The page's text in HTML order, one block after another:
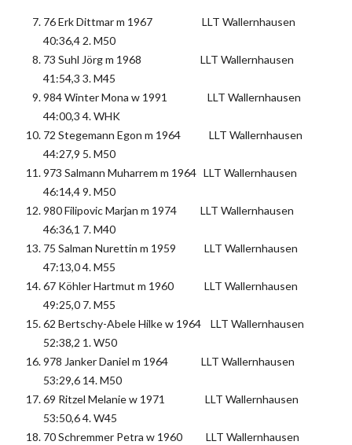
76 Erk Dittmar m 1967 LLT Wallernhausen
40:36,4 2. M50
73 Suhl Jörg m 1968 LLT Wallernhausen
41:54,3 3. M45
984 Winter Mona w 1991 LLT Wallernhausen
44:00,3 4. WHK
72 Stegemann Egon m 1964 LLT Wallernhausen
44:27,9 5. M50
973 Salmann Muharrem m 1964 LLT Wallernhausen
46:14,4 9. M50
980 Filipovic Marjan m 1974 LLT Wallernhausen
46:36,1 7. M40
75 Salman Nurettin m 1959 LLT Wallernhausen
47:13,0 4. M55
67 Köhler Hartmut m 1960 LLT Wallernhausen
49:25,0 7. M55
62 Bertschy-Abele Hilke w 1964 LLT Wallernhausen
52:38,2 1. W50
978 Janker Daniel m 1964 LLT Wallernhausen
53:29,6 14. M50
69 Ritzel Melanie w 1971 LLT Wallernhausen
53:50,6 4. W45
70 Schremmer Petra w 1960 LLT Wallernhausen